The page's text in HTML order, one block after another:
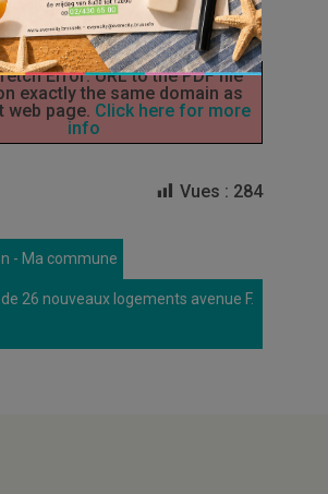
Error: URL to the PDF file
exactly the same domain as
web page. Click here for more
info
Vues : 284
- Ma commune
26 nouveaux logements avenue F.